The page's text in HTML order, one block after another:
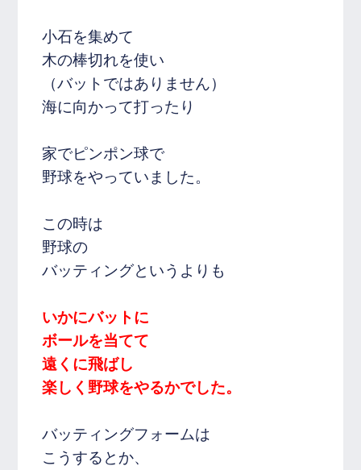
小石を集めて
木の棒切れを使い
（バットではありません）
海に向かって打ったり
家でピンポン球で
野球をやっていました。
この時は
野球の
バッティングというよりも
いかにバットに
ボールを当てて
遠くに飛ばし
楽しく野球をやるかでした。
バッティングフォームは
こうするとか、